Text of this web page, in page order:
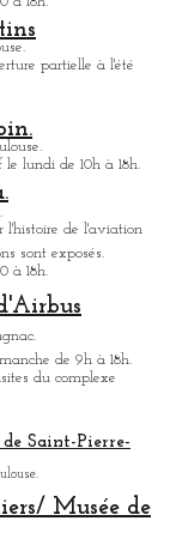
18h.
partielle à l'été
lundi de 10h à 18h.
de l'aviation
sont exposés.
de 9h à 18h.
du complexe